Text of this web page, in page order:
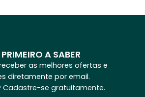
A SABER
as melhores ofertas e
diretamente por email.
Cadastre-se gratuitamente.